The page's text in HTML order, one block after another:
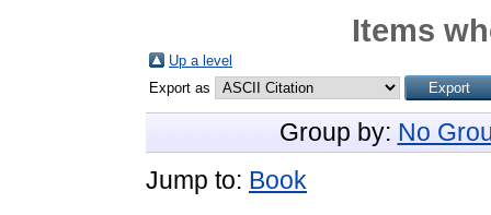
Items
Up a level
Export as
Group by: No
Jump to: Book